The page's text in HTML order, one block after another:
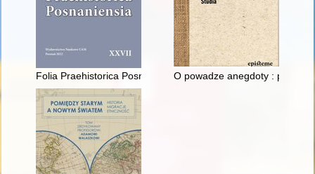
Folia Praehistorica Posnaniensia. T. 27 (2022)
O powadze anegdoty :